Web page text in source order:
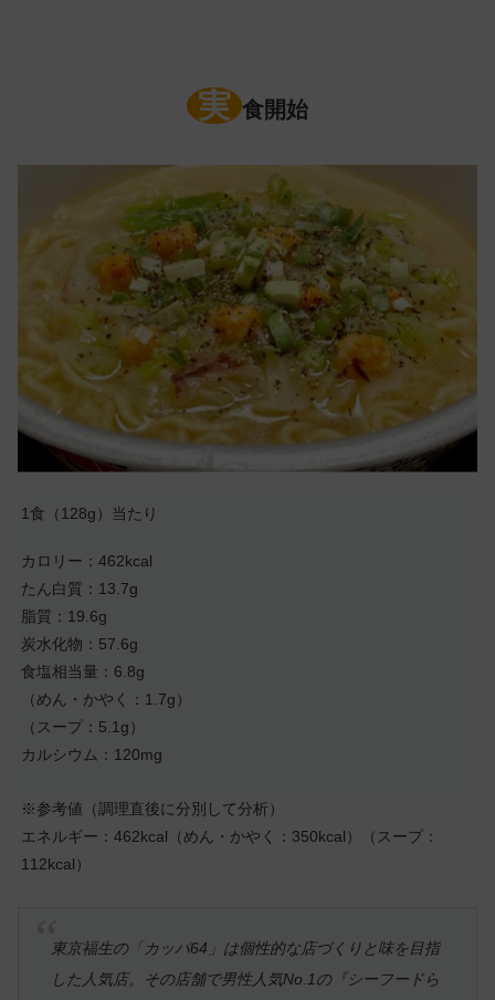
実 食開始
1食（128g）当たり
カロリー：462kcal
たん白質：13.7g
脂質：19.6g
炭水化物：57.6g
食塩相当量：6.8g
（めん・かやく：1.7g）
（スープ：5.1g）
カルシウム：120mg
※参考値（調理直後に分別して分析）
エネルギー：462kcal（めん・かやく：350kcal）（スープ：
112kcal）
東京福生の「カッパ64」は個性的な店づくりと味を目指
した人気店。その店舗で男性人気No.1の『シーフードら